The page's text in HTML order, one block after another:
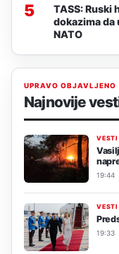
5
TASS: Ruski
dokazima da
NATO
UPRAVO OBJAVLJENO
Najnovije
VESTI
19:44
VESTI
19:33